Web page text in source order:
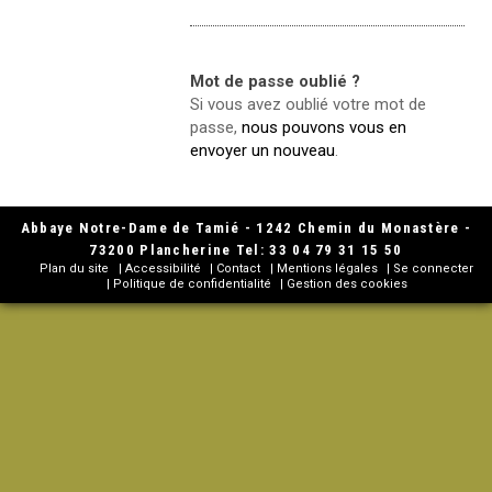
Mot de passe oublié ?
Si vous avez oublié votre mot de
passe, nous pouvons vous en
envoyer un nouveau.
Abbaye Notre-Dame de Tamié - 1242 Chemin du Monastère -
73200 Plancherine Tel: 33 04 79 31 15 50
Plan du site Accessibilité Contact Mentions légales
Se connecter
Politique de confidentialité
Gestion des cookies